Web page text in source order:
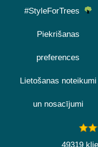
#StyleForTrees
Piekrišanas
preferences
Lietošanas noteikumi
un nosacījumi
49319